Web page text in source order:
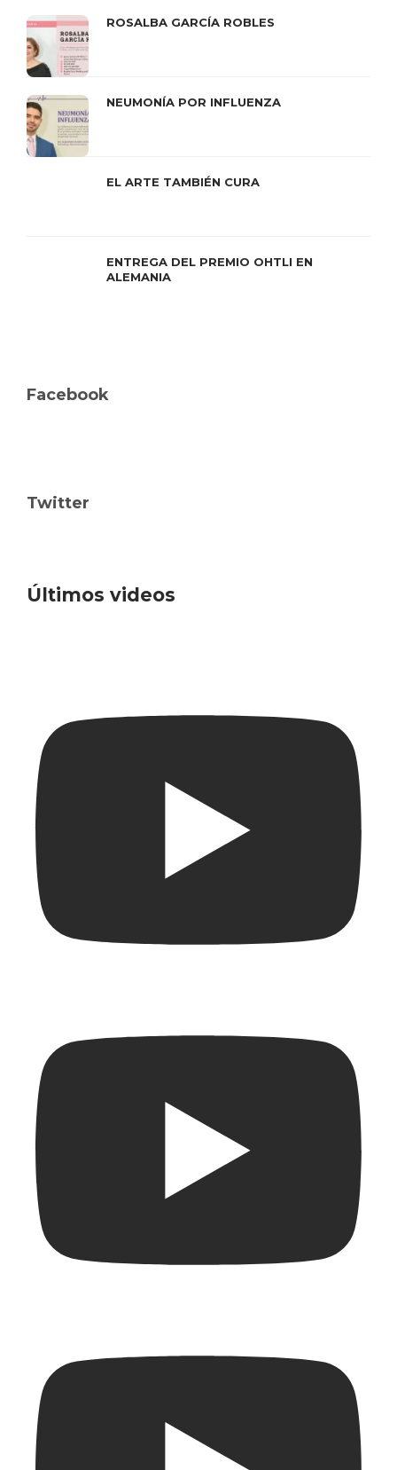
ROSALBA GARCÍA ROBLES
NEUMONÍA POR INFLUENZA
EL ARTE TAMBIÉN CURA
ENTREGA DEL PREMIO OHTLI EN
ALEMANIA
Facebook
Twitter
Últimos videos